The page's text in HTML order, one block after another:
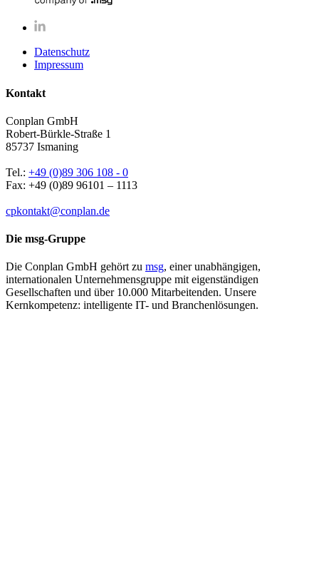
Datenschutz
Impressum
Kontakt
Conplan GmbH
Robert-​Bürkle-Straße 1
85737 Ismaning
Tel.: +49 (0)89 306 108 - 0
Fax: +49 (0)89 96101 – 1113
cpkontakt@conplan.de
Die msg-​Gruppe
Die Conplan GmbH gehört zu msg, einer unabhängigen,
internationalen Unternehmensgruppe mit eigenständigen
Gesellschaften und über 10.000 Mitarbeitenden. Unsere
Kernkompetenz: intelligente IT- und Branchenlösungen.